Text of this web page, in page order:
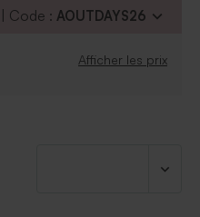
Code : AOUTDAYS26
Afficher les prix